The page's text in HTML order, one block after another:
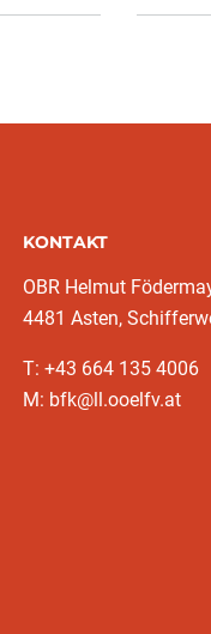
KONTAKT
OBR Helmut
4481 Asten,
T: +43 664 135 4006
M: bfk@ll.ooelfv.at